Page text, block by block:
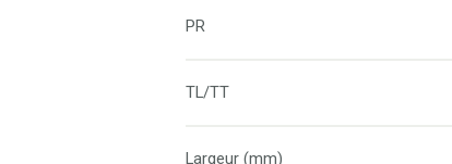
PR
TL/TT
Largeur (mm)